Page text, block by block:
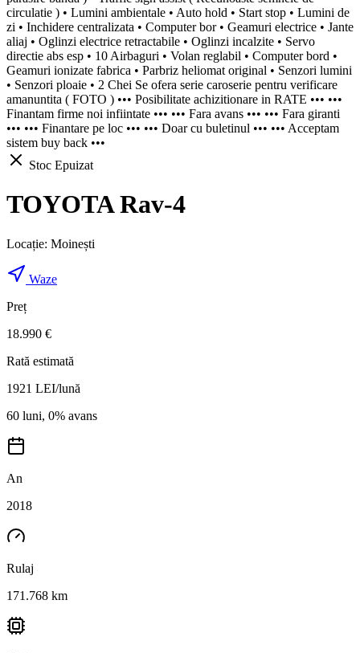
circulatie ) • Lumini ambientale • Auto hold • Start stop • Lumini de
zi • Inchidere centralizata • Computer bor • Geamuri electrice • Jante
aliaj • Oglinzi electrice retractabile • Oglinzi incalzite • Servo
directie abs esp • 10 Airbaguri • Volan reglabil • Computer bord •
Geamuri ionizate fabrica • Parbriz heliomat original • Senzori lumini
• Senzori ploaie • 2 Chei Se ofera serie caroserie pentru verificare
amanuntita ( FOTO ) ••• Posibilitate achizitionare in RATE ••• •••
Finantam firme noi infiintate ••• ••• Fara avans ••• ••• Fara giranti
••• ••• Finantare pe loc ••• ••• Doar cu buletinul ••• ••• Acceptam
sistem buy back •••
Stoc Epuizat
TOYOTA Rav-4
Locație: Moinești
Waze
Preț
18.990 €
Rată estimată
1921 LEI/lună
60 luni, 0% avans
An
2018
Rulaj
171.768 km